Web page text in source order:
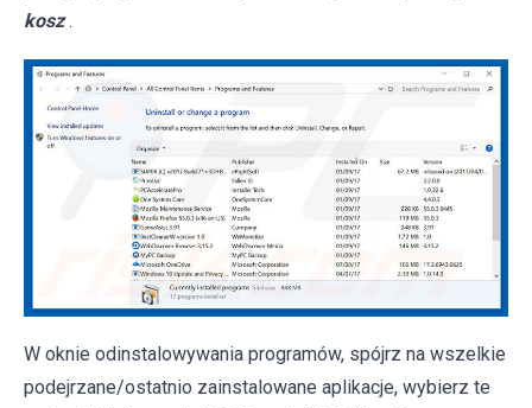
kosz .
W oknie odinstalowywania programów, spójrz na wszelkie
podejrzane/ostatnio zainstalowane aplikacje, wybierz te